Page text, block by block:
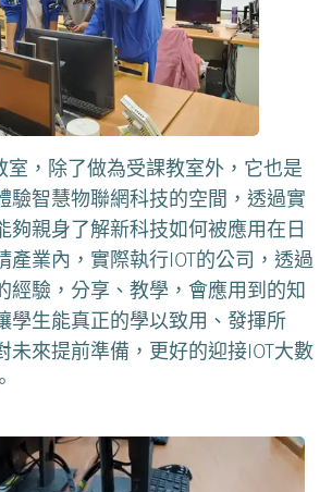
室，除了做為受課教室外，它也是
驗智慧物聯網科技的空間，透過實
夠親身了解新科技如何被應用在日
產業內，實際執行IOT的公司，透過
經驗，分享、教學，會應用到的知
學生能真正的學以致用、發揮所
未來提前準備，更好的迎接IOT大數